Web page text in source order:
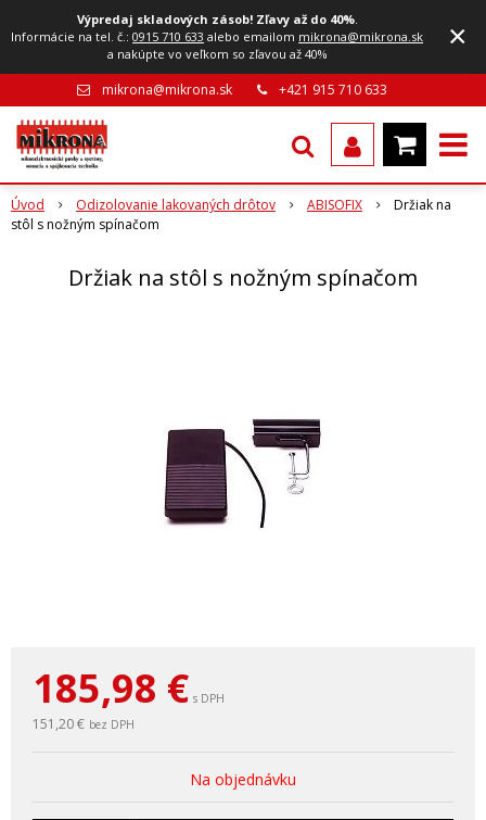
Výpredaj skladových zásob! Zľavy až do 40%.
Informácie na tel. č.:0915 710 633 alebo emailom mikrona@mikrona.sk
a nakúpte vo veľkom so zľavou až 40%
×
mikrona@mikrona.sk +421 915 710 633
Úvod Odizolovanie lakovaných drôtov ABISOFIX
Držiak na
stôl s nožným spínačom
Držiak na stôl s nožným spínačom
185,98 € s DPH
151,20 € bez DPH
Na objednávku